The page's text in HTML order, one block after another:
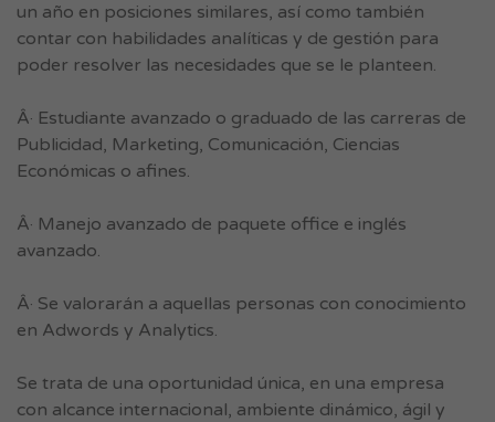
un año en posiciones similares, así como también
contar con habilidades analíticas y de gestión para
poder resolver las necesidades que se le planteen.
Â· Estudiante avanzado o graduado de las carreras de
Publicidad, Marketing, Comunicación, Ciencias
Económicas o afines.
Â· Manejo avanzado de paquete office e inglés
avanzado.
Â· Se valorarán a aquellas personas con conocimiento
en Adwords y Analytics.
Se trata de una oportunidad única, en una empresa
con alcance internacional, ambiente dinámico, ágil y